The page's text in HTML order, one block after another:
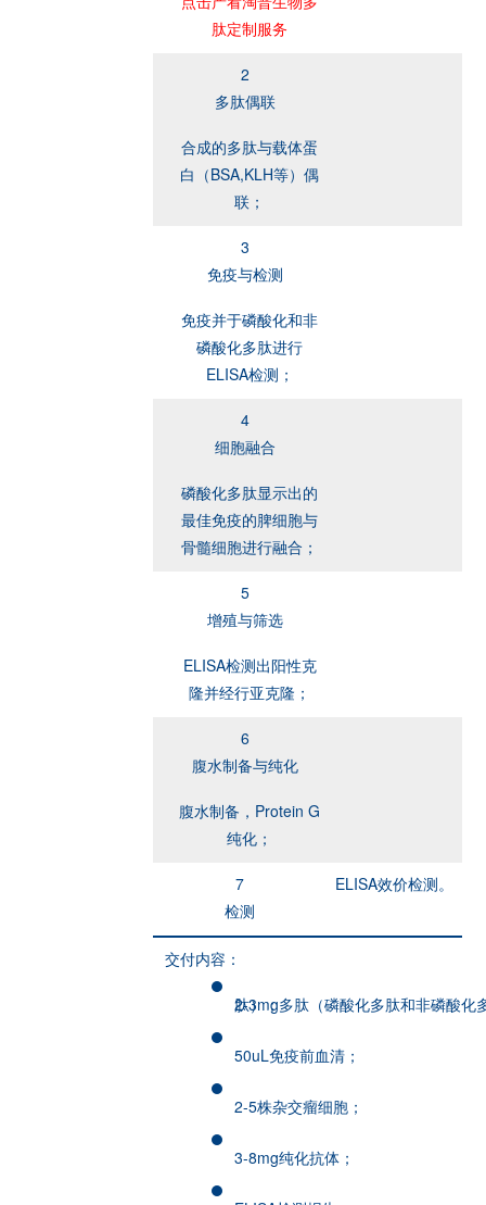
肽定制服务
2
多肽偶联
合成的多肽与载体蛋
白（BSA,KLH等）偶
联；
3
免疫与检测
免疫并于磷酸化和非
磷酸化多肽进行
ELISA检测；
4
细胞融合
磷酸化多肽显示出的
最佳免疫的脾细胞与
骨髓细胞进行融合；
5
增殖与筛选
ELISA检测出阳性克
隆并经行亚克隆；
6
腹水制备与纯化
腹水制备，Protein G
纯化；
7
检测
ELISA效价检测。
交付内容：
2-3mg多肽（磷酸化多肽和非磷酸化多肽）；
50uL免疫前血清；
2-5株杂交瘤细胞；
3-8mg纯化抗体；